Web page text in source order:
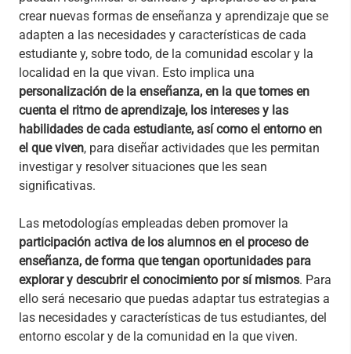
crear nuevas formas de enseñanza y aprendizaje que se
adapten a las necesidades y características de cada
estudiante y, sobre todo, de la comunidad escolar y la
localidad en la que vivan. Esto implica una
personalización de la enseñanza, en la que tomes en
cuenta el ritmo de aprendizaje, los intereses y las
habilidades de cada estudiante, así como el entorno en
el que viven, para diseñar actividades que les permitan
investigar y resolver situaciones que les sean
significativas.
Las metodologías empleadas deben promover la
participación activa de los alumnos en el proceso de
enseñanza, de forma que tengan oportunidades para
explorar y descubrir el conocimiento por sí mismos. Para
ello será necesario que puedas adaptar tus estrategias a
las necesidades y características de tus estudiantes, del
entorno escolar y de la comunidad en la que viven.